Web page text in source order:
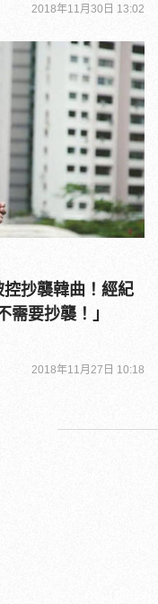
2018年11月30日 13:02
抄襲韓曲！經紀
需要抄襲！」
2018年11月27日 10:18